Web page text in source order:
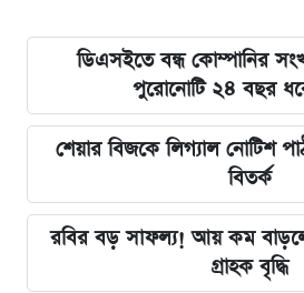
ডিএসইতে বন্ধ কোম্পানির
পুরোনোটি ২৪ বছর ধরে
শেয়ার বিজকে লিগ্যাল নোটিশ
বিতর্ক
রবির বড় সাফল্য! আয় কম
গ্রাহক বৃদ্ধি